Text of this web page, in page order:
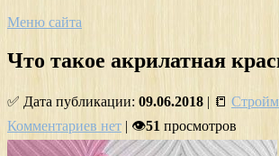
Меню сайта
Что такое акрилатная
✅ Дата публикации: 09.06.2018 | 📒
Комментариев нет | 👁51 просмотров